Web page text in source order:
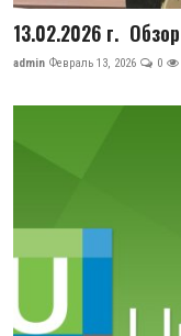
13.02.2026 г.
admin Февраль 13, 2026 0